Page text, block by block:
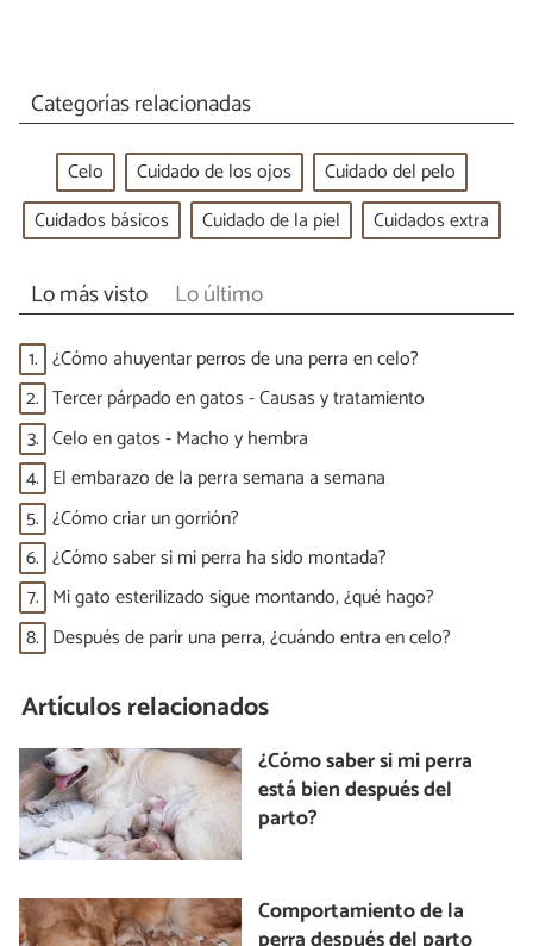
Categorías relacionadas
Celo Cuidado de los ojos
Cuidado del pelo
Cuidados básicos
Cuidado de la piel Cuidados extra
Lo más visto Lo último
1. ¿Cómo ahuyentar perros de una perra en celo?
2. Tercer párpado en gatos - Causas y tratamiento
3. Celo en gatos - Macho y hembra
4. El embarazo de la perra semana a semana
5. ¿Cómo criar un gorrión?
6. ¿Cómo saber si mi perra ha sido montada?
7. Mi gato esterilizado sigue montando, ¿qué hago?
8. Después de parir una perra, ¿cuándo entra en celo?
Artículos relacionados
¿Cómo saber si mi perra
está bien después del
parto?
Comportamiento de la